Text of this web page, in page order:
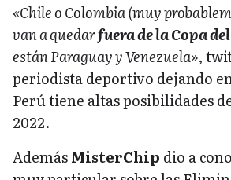
«Chile o Colombia (muy
van a quedarfuera de la Copa
están Paraguay y Venezuela»,
periodista deportivo dejando
Perú tiene altas posibilidades
2022.
AdemásMisterChip dio a